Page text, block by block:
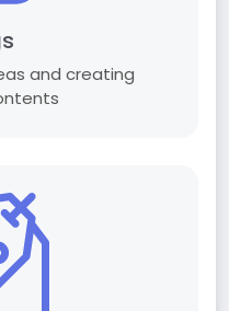
and creating